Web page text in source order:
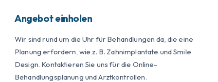
Angebot einholen
Wir sind rund um die Uhr für Behandlungen da, die eine
Planung erfordern, wie z. B. Zahnimplantate und Smile
Design. Kontaktieren Sie uns für die Online-
Behandlungsplanung und Arztkontrollen.